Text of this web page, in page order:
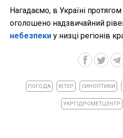
Нагадаємо, в Україні
оголошено надзвичайний
небезпеки у низці регіонів
ПОГОДА ВІТЕР СИНОПТИКИ
УКРГІДРОМЕТЦЕНТР